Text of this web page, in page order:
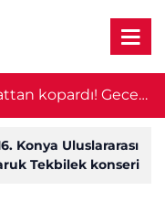
kopardı! Gece
Konya Uluslararası
Tekbilek konseri